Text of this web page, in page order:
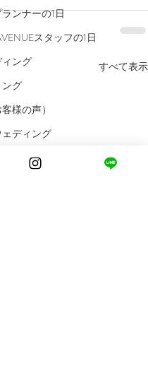
ンナーの1日
スタッフの1日
ング
グ
様の声）
ディング
トウェディング
すべて表示